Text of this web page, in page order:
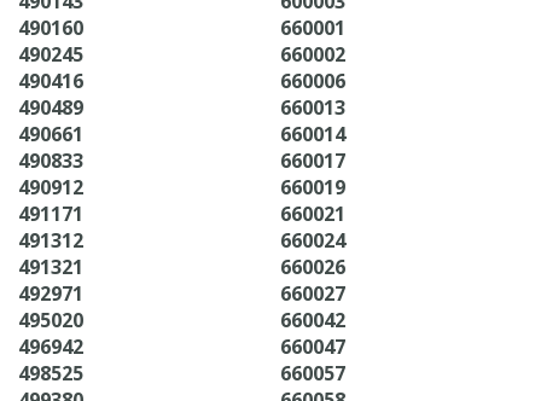
490160
490245
490416
490489
490661
490833
490912
491171
491312
491321
492971
495020
496942
498525
660001
660002
660006
660013
660014
660017
660019
660021
660024
660026
660027
660042
660047
660057